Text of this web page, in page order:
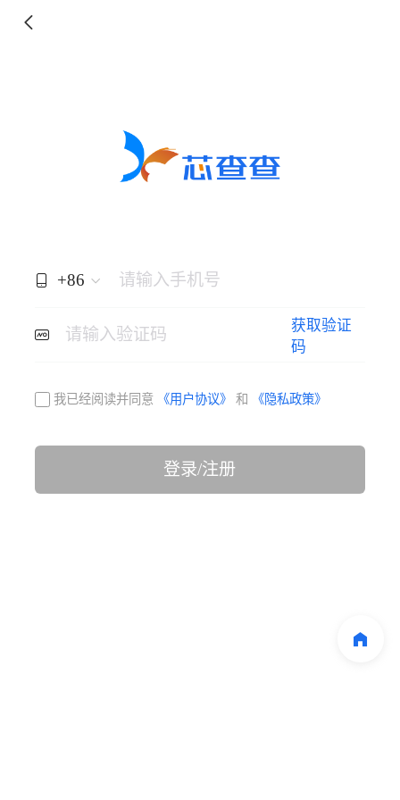
+86 请输入手机号
请输入验证码
获取验证
码
我已经阅读并同意 《用户协议》 和 《隐私政策》
登录/注册